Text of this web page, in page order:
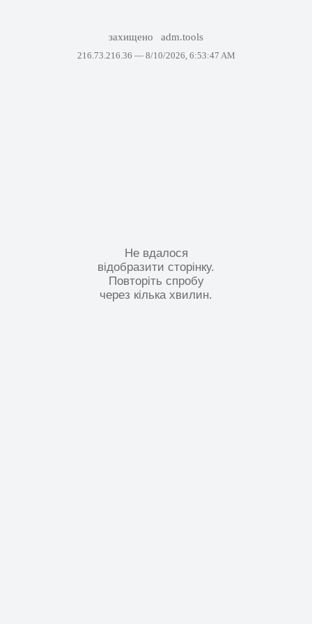
захищено adm.tools
216.73.216.36 — 8/10/2026, 6:53:47 AM
Не вдалося
відобразити сторінку.
Повторіть спробу
через кілька хвилин.